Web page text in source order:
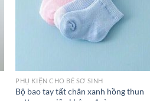
PHỤ KIỆN CHO BÉ SƠ SINH
Bộ bao tay tất chân xanh hồng thun